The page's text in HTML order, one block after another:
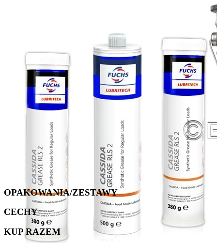
OPAKOWANIA/ZESTAWY
CECHY
KUP RAZEM